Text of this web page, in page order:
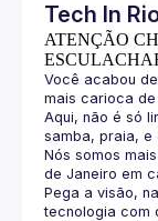
Tech In
ATENÇÃO
Você acabou
Aqui, não é só
Nós somos
Pega a visão,